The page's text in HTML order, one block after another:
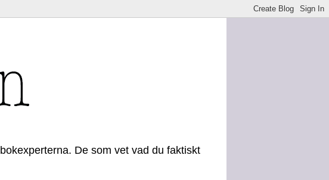
De som vet vad du faktiskt